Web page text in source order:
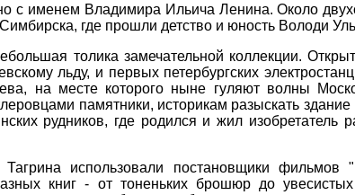
с именем Владимира Ильича Ленина. Около
где прошли детство и юность Володи
толика замечательной коллекции.
льду, и первых петербургских
на месте которого ныне гуляют волны
памятники, историкам разыскать
рудников, где родился и жил изобретатель
использовали постановщики фильмов
книг - от тоненьких брошюр до